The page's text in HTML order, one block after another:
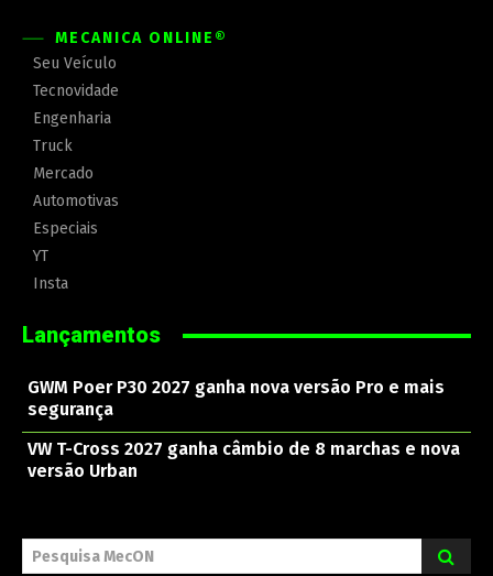
MECÂNICA ONLINE®
Seu Veículo
Tecnovidade
Engenharia
Truck
Mercado
Automotivas
Especiais
YT
Insta
Lançamentos
GWM Poer P30 2027 ganha nova versão Pro e mais
segurança
VW T-Cross 2027 ganha câmbio de 8 marchas e nova
versão Urban
Pesquisa MecON